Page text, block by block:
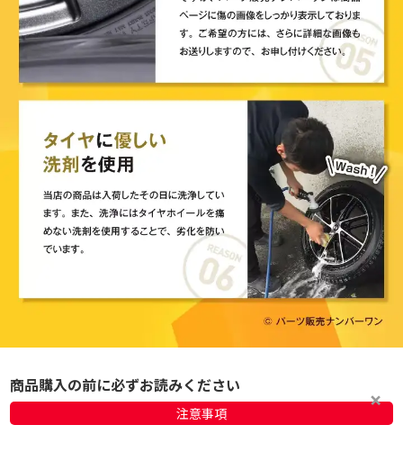
商品購入の前に必ずお読みください
注意事項